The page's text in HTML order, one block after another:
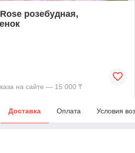
розебудная,
на сайте — 15 000 ₸
Доставка Оплата Условия